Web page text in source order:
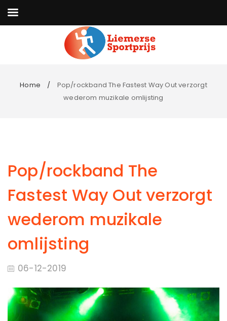
Home
Pop/rockband The Fastest Way Out verzorgt
wederom muzikale omlijsting
Pop/rockband The
Fastest Way Out verzorgt
wederom muzikale
omlijsting
06-12-2019